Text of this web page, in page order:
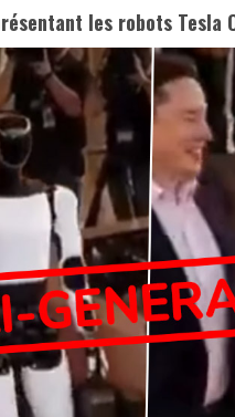
les robots Tesla